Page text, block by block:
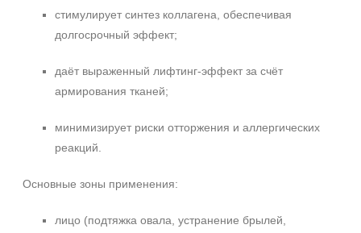
стимулирует синтез коллагена, обеспечивая
долгосрочный эффект;
даёт выраженный лифтинг-эффект за счёт
армирования тканей;
минимизирует риски отторжения и аллергических
реакций.
Основные зоны применения:
лицо (подтяжка овала, устранение брылей,